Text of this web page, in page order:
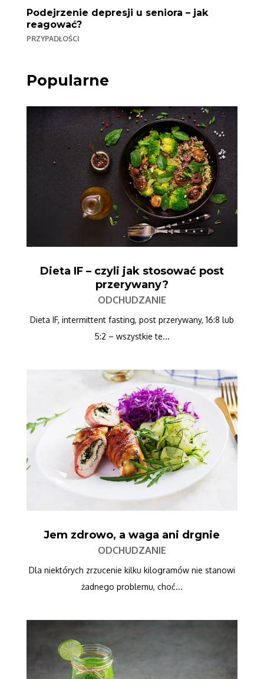
Podejrzenie depresji u seniora – jak
reagować?
PRZYPADŁOŚCI
Popularne
Dieta IF – czyli jak stosować post
przerywany?
ODCHUDZANIE
Dieta IF, intermittent fasting, post przerywany, 16:8 lub
5:2 – wszystkie te...
Jem zdrowo, a waga ani drgnie
ODCHUDZANIE
Dla niektórych zrzucenie kilku kilogramów nie stanowi
żadnego problemu, choć...